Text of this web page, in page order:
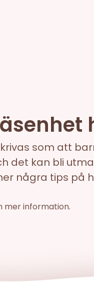
som att
det kan bli
några tips på
mer information.